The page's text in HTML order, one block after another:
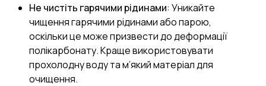
Не чистіть гарячими рідинами: Уникайте
чищення гарячими рідинами або парою,
оскільки це може призвести до деформації
полікарбонату. Краще використовувати
прохолодну воду та м’який матеріал для
очищення.